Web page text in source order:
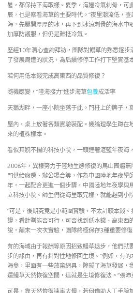
暑，都保持下海取樣。夏季，海邊冷氣刺骨，可
辰，也是察看海草的主要時代。“夜里潮流低，
海，先鑿開厚厚的冰，再下到冰涼刺骨的海水中
加厚防護服，但仍是難抵冷氣。
歷經10年潛心查詢拜訪，團隊對鰻草的熟悉逐步
了發展周遭的狀況，為后續修停工作打下堅實基
若何用低本錢完成高東西的品質修復？
隨機應變，“陸海接力”進步海草包養成活率
天鵝湖畔，一座小院坐落于此。門柱上的牌子，
屋內，桌上放著各類實驗裝配。幾論理學生蹲在
來的植株樣本。
看似其貌不揚的科技小院，一頭連著湛藍年夜
2008年，異樣努力于陸地生態修復的馬山團體
門供給廠房、辦公場合等，作為中國陸地年夜學
年，一起配合更進一個步驟，中國陸地年夜學與
立科技小院。師生們從海里取完樣，就能趕到小
“可是，後期究竟是小範圍實驗，不太計較本錢
證，看計劃能否可行，可否找到低本錢、高東西
說，顛末一次次實驗，團隊終極保存3種重要修復
有的海域由于報酬等原因招致鰻草退步，他們就
步的緣由，再有針對性地修回生境。“例如，有
海參，里面有一些放棄網具，障礙了海草發展，
還鰻草天然恢復空間，這就是生境修復法。”張沛